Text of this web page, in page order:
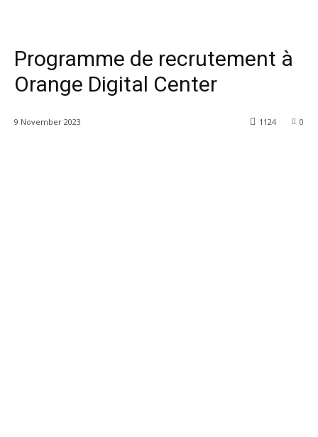
Programme de recrutement à
Orange Digital Center
9 November 2023 0
1124